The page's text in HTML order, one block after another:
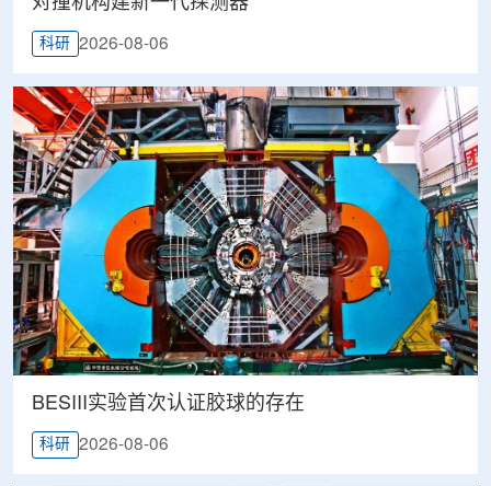
科研 2026-08-06
BESIII实验首次认证胶球的存在
科研 2026-08-06